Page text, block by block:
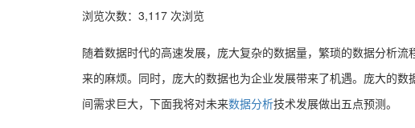
浏览次数：3,117 次浏览
随着数据时代的高速发展，庞大复杂的数据量，繁琐的数据分析
来的麻烦。同时，庞大的数据也为企业发展带来了机遇。庞大的
间需求巨大，下面我将对未来数据分析技术发展做出五点预测。